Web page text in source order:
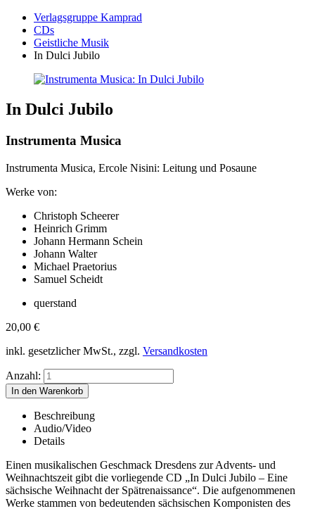
Verlagsgruppe Kamprad
CDs
Geistliche Musik
In Dulci Jubilo
In Dulci Jubilo
Instrumenta Musica
Instrumenta Musica, Ercole Nisini: Leitung und Posaune
Werke von:
Christoph Scheerer
Heinrich Grimm
Johann Hermann Schein
Johann Walter
Michael Praetorius
Samuel Scheidt
querstand
20,00 €
inkl. gesetzlicher MwSt., zzgl. Versandkosten
Anzahl:
Beschreibung
Audio/Video
Details
Einen musikalischen Geschmack Dresdens zur Advents- und
Weihnachtszeit gibt die vorliegende CD „In Dulci Jubilo – Eine
sächsische Weihnacht der Spätrenaissance“. Die aufgenommenen
Werke stammen von bedeutenden sächsischen Komponisten des